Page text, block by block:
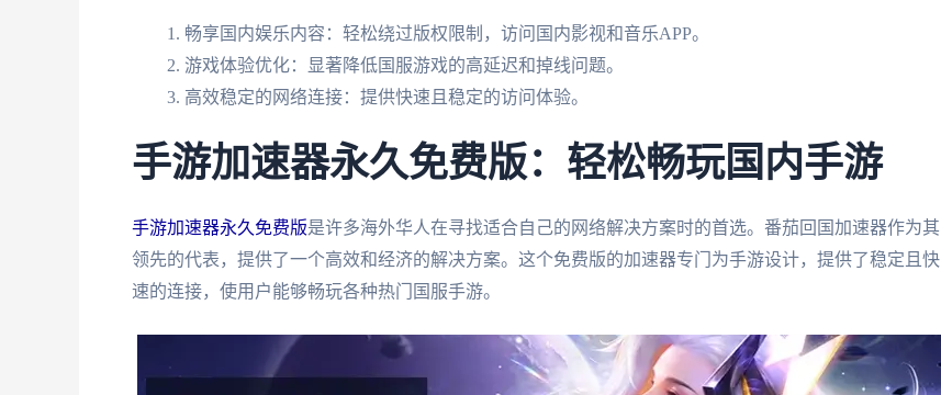
畅享国内娱乐内容：轻松绕过版权限制，访问国内影视和音乐APP。
游戏体验优化：显著降低国服游戏的高延迟和掉线问题。
高效稳定的网络连接：提供快速且稳定的访问体验。
手游加速器永久免费版：轻松畅玩国内手游
手游加速器永久免费版是许多海外华人在寻找适合自己的网络解决方案时的首选。番茄回国加速器作为其
领先的代表，提供了一个高效和经济的解决方案。这个免费版的加速器专门为手游设计，提供了稳定且快
速的连接，使用户能够畅玩各种热门国服手游。